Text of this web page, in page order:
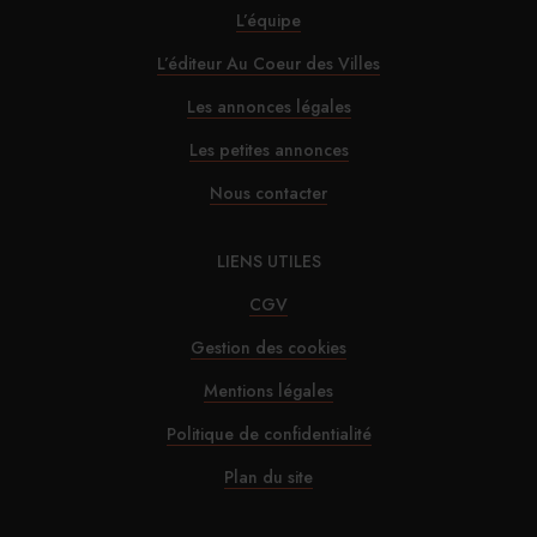
30/07/2026
Alfred Hotels ouvre son premier hôtel à Paris
InterContinental Paris Le Grand : Christophe
Laure nommé chevalier de la Légion
29/07/2026
Marnie House a ouvert ses portes au Touquet
29/07/2026
L’équipe
L’éditeur Au Coeur des Villes
Les annonces légales
Les petites annonces
Nous contacter
LIENS UTILES
CGV
Gestion des cookies
Mentions légales
Politique de confidentialité
Plan du site